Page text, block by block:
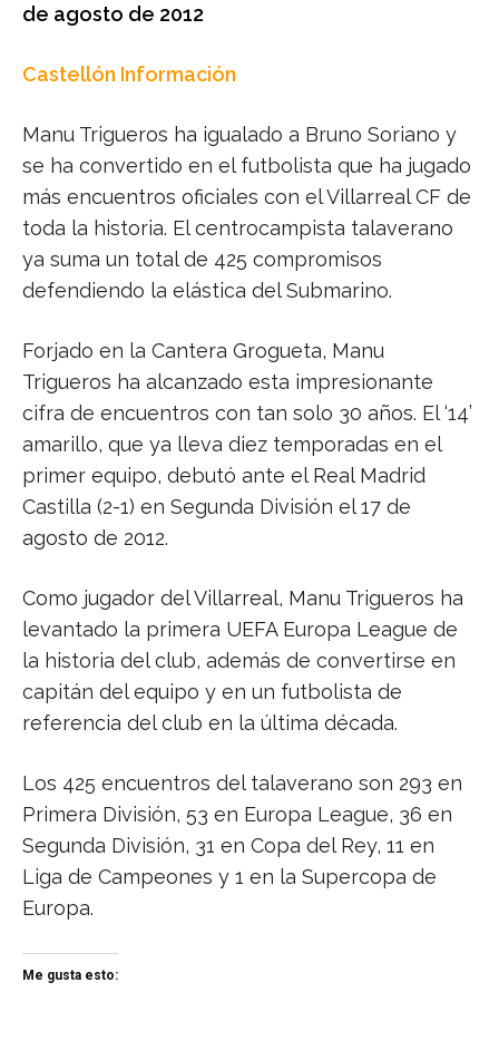
de agosto de 2012
Castellón Información
Manu Trigueros ha igualado a Bruno Soriano y
se ha convertido en el futbolista que ha jugado
más encuentros oficiales con el Villarreal CF de
toda la historia. El centrocampista talaverano
ya suma un total de 425 compromisos
defendiendo la elástica del Submarino.
Forjado en la Cantera Grogueta, Manu
Trigueros ha alcanzado esta impresionante
cifra de encuentros con tan solo 30 años. El ‘14’
amarillo, que ya lleva diez temporadas en el
primer equipo, debutó ante el Real Madrid
Castilla (2-1) en Segunda División el 17 de
agosto de 2012.
Como jugador del Villarreal, Manu Trigueros ha
levantado la primera UEFA Europa League de
la historia del club, además de convertirse en
capitán del equipo y en un futbolista de
referencia del club en la última década.
Los 425 encuentros del talaverano son 293 en
Primera División, 53 en Europa League, 36 en
Segunda División, 31 en Copa del Rey, 11 en
Liga de Campeones y 1 en la Supercopa de
Europa.
Me gusta esto: